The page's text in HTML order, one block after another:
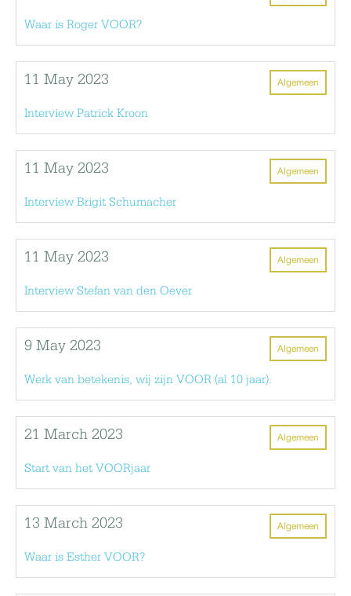
Waar is Roger VOOR?
Algemeen
11 May 2023
Interview Patrick Kroon
Algemeen
11 May 2023
Interview Brigit Schumacher
Algemeen
11 May 2023
Interview Stefan van den Oever
Algemeen
9 May 2023
Werk van betekenis, wij zijn VOOR (al 10 jaar).
Algemeen
21 March 2023
Start van het VOORjaar
Algemeen
13 March 2023
Waar is Esther VOOR?